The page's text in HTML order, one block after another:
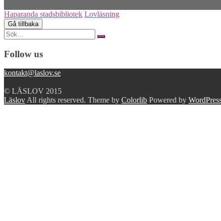
Haparanda stadsbibliotek Lovläsning
Search
for:
Follow us
kontakt@laslov.se
© LÄSLOV 2015
Läslov All rights reserved. Theme by Colorlib Powered by